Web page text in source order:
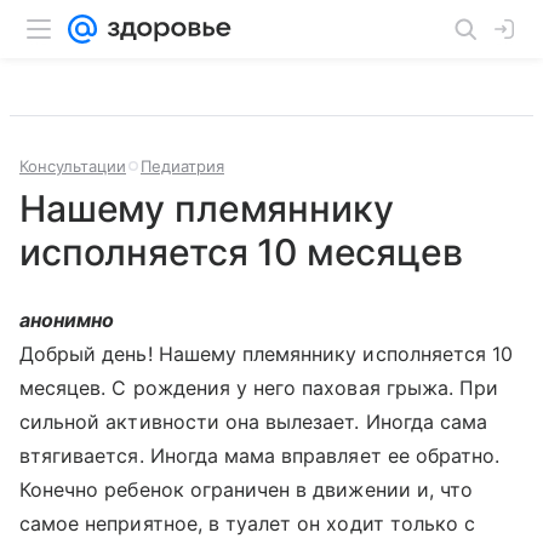
Консультации Педиатрия
Нашему племяннику
исполняется 10 месяцев
анонимно
Добрый день! Нашему племяннику исполняется 10
месяцев. С рождения у него паховая грыжа. При
сильной активности она вылезает. Иногда сама
втягивается. Иногда мама вправляет ее обратно.
Конечно ребенок ограничен в движении и, что
самое неприятное, в туалет он ходит только с